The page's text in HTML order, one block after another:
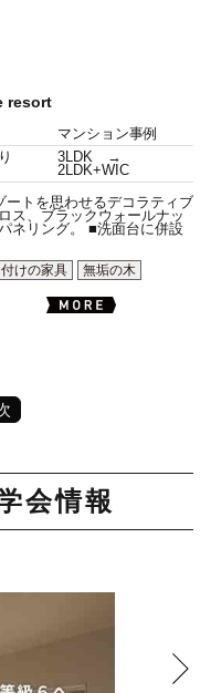
resort
マンション事例
3LDK →
2LDK+WIC
ートを思わせるデコラティブ
ス、ブラックウォールナッ
パネリング。 ■洗面台に併設
けの家具
無垢の木
会情報